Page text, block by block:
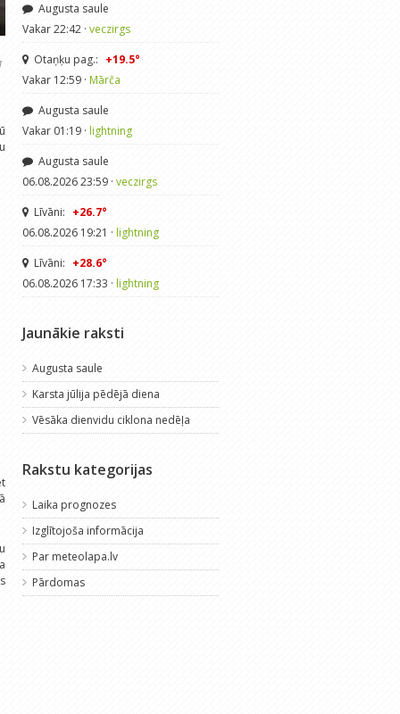
Augusta saule
Vakar 22:42 · veczirgs
Otaņķu pag.: +19.5°
Vakar 12:59 · Mārča
Augusta saule
Vakar 01:19 · lightning
Augusta saule
06.08.2026 23:59 · veczirgs
Līvāni: +26.7°
06.08.2026 19:21 · lightning
Līvāni: +28.6°
06.08.2026 17:33 · lightning
Jaunākie raksti
Augusta saule
Karsta jūlija pēdējā diena
Vēsāka dienvidu ciklona nedēļa
Rakstu kategorijas
Laika prognozes
Izglītojoša informācija
Par meteolapa.lv
Pārdomas